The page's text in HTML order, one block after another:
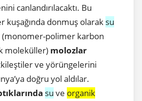
canlandırılacaktı. Bu
kuşağında donmuş olarak su
(monomer-polimer karbon
moleküller) molozlar
ve yörüngelerini
doğru yol aldılar.
su ve organik